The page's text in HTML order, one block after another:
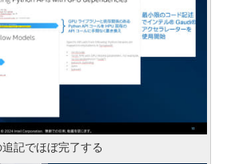
記でほぼ完了する